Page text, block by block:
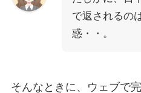
で返されるの
惑・・。
そんなときに、ウェブで